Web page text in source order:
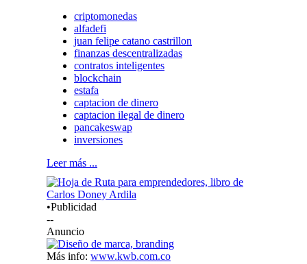
criptomonedas
alfadefi
juan felipe catano castrillon
finanzas descentralizadas
contratos inteligentes
blockchain
estafa
captacion de dinero
captacion ilegal de dinero
pancakeswap
inversiones
Leer más ...
•Publicidad
--
Anuncio
Más info: www.kwb.com.co